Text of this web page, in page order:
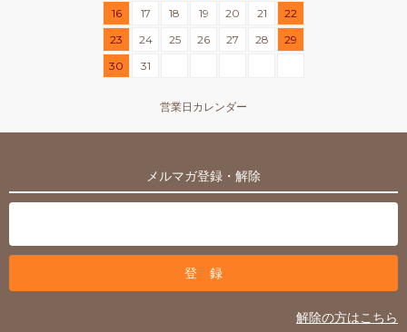
16
17 18 19 20 21
22
23
24 25 26 27 28
29
30
31
営業日カレンダー
メルマガ登録・解除
解除の方はこちら